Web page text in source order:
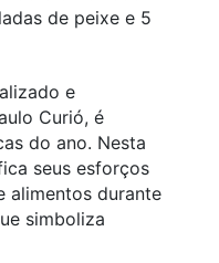
de peixe e 5
e
Curió, é
do ano. Nesta
seus esforços
alimentos durante
simboliza